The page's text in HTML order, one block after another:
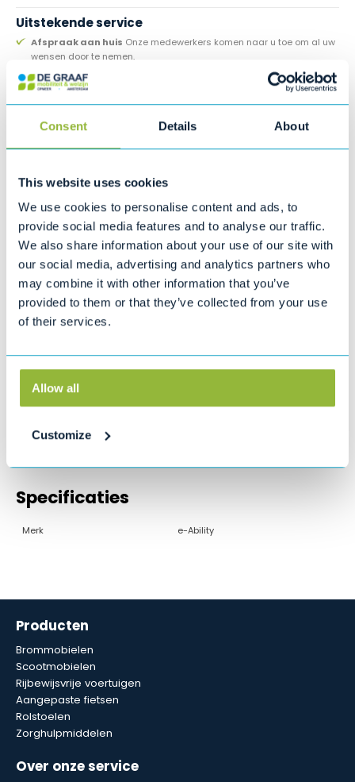
Consent Details About
This website uses cookies
We use cookies to personalise content and ads, to
provide social media features and to analyse our traffic.
We also share information about your use of our site with
our social media, advertising and analytics partners who
may combine it with other information that you’ve
provided to them or that they’ve collected from your use
of their services.
Allow all
Customize
Uitstekende service
Afspraak aan huis Onze medewerkers komen naar u toe om al uw
wensen door te nemen.
Persoonlijk contact
De persoonlijke sfeer wordt gewaarborgd door
uw eigen adviseur.
ANWB pechhulpDirect hulp bij pech onderweg.
2 eigen winkels
Vestigingen in Amsterdam en Hoogwoud
Specialist in onderhoud
Tijdens de onderhoudsbeurt aan uw brommobiel controleren wij onder
andere:
Accu
Bandenspanning
Brandstofverbruik
Oliepeil & vloeistoffen
Remmen
Ruitenwissers, ramen en ruitenwisservloeistof
Schokbrekers
Bel: 0800 4545 123
Productinformatie
Specificaties
Merk e-Ability
Producten
Brommobielen
Scootmobielen
Rijbewijsvrije voertuigen
Aangepaste fietsen
Rolstoelen
Zorghulpmiddelen
Over onze service